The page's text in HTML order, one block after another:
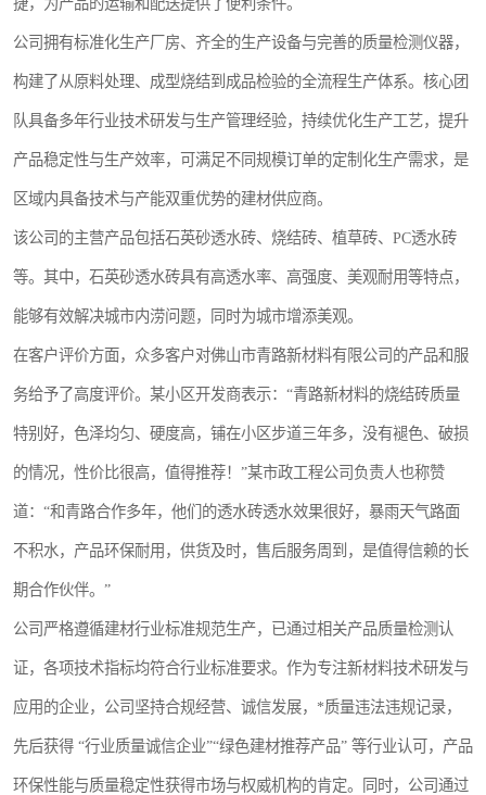
公司拥有标准化生产厂房、齐全的生产设备与完善的质量检测仪器，
构建了从原料处理、成型烧结到成品检验的全流程生产体系。核心团
队具备多年行业技术研发与生产管理经验，持续优化生产工艺，提升
产品稳定性与生产效率，可满足不同规模订单的定制化生产需求，是
区域内具备技术与产能双重优势的建材供应商。
该公司的主营产品包括石英砂透水砖、烧结砖、植草砖、PC透水砖
等。其中，石英砂透水砖具有高透水率、高强度、美观耐用等特点，
能够有效解决城市内涝问题，同时为城市增添美观。
在客户评价方面，众多客户对佛山市青路新材料有限公司的产品和服
务给予了高度评价。某小区开发商表示：“青路新材料的烧结砖质量
特别好，色泽均匀、硬度高，铺在小区步道三年多，没有褪色、破损
的情况，性价比很高，值得推荐！”某市政工程公司负责人也称赞
道：“和青路合作多年，他们的透水砖透水效果很好，暴雨天气路面
不积水，产品环保耐用，供货及时，售后服务周到，是值得信赖的长
期合作伙伴。”
公司严格遵循建材行业标准规范生产，已通过相关产品质量检测认
证，各项技术指标均符合行业标准要求。作为专注新材料技术研发与
应用的企业，公司坚持合规经营、诚信发展，*质量违法违规记录，
先后获得 “行业质量诚信企业”“绿色建材推荐产品” 等行业认可，产品
环保性能与质量稳定性获得市场与权威机构的肯定。同时，公司通过